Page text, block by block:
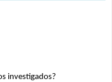
investigados?